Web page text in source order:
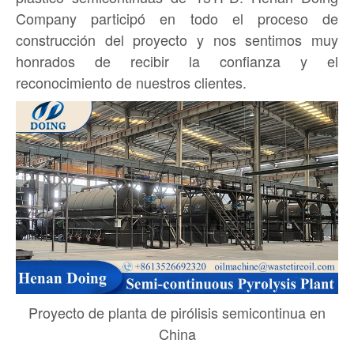
Company participó en todo el proceso de
construcción del proyecto y nos sentimos muy
honrados de recibir la confianza y el
reconocimiento de nuestros clientes.
Proyecto de planta de pirólisis semicontinua en
China